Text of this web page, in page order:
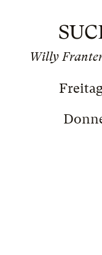
Willy